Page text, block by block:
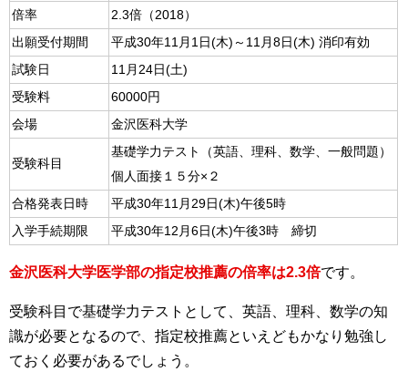
倍率
2.3倍（2018）
出願受付期間
平成30年11月1日(木)～11月8日(木) 消印有効
試験日
11月24日(土)
受験料
60000円
会場
金沢医科大学
受験科目
基礎学力テスト（英語、理科、数学、一般問題）
個人面接１５分×２
合格発表日時
平成30年11月29日(木)午後5時
入学手続期限
平成30年12月6日(木)午後3時 締切
金沢医科大学医学部の指定校推薦の倍率は2.3倍です。
受験科目で基礎学力テストとして、英語、理科、数学の知
識が必要となるので、指定校推薦といえどもかなり勉強し
ておく必要があるでしょう。